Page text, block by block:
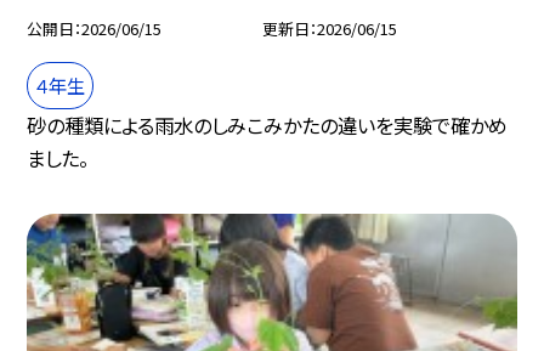
公開日 2026/06/15 更新日 2026/06/15
４年生
砂の種類による雨水のしみこみかたの違いを実験で確かめ
ました。